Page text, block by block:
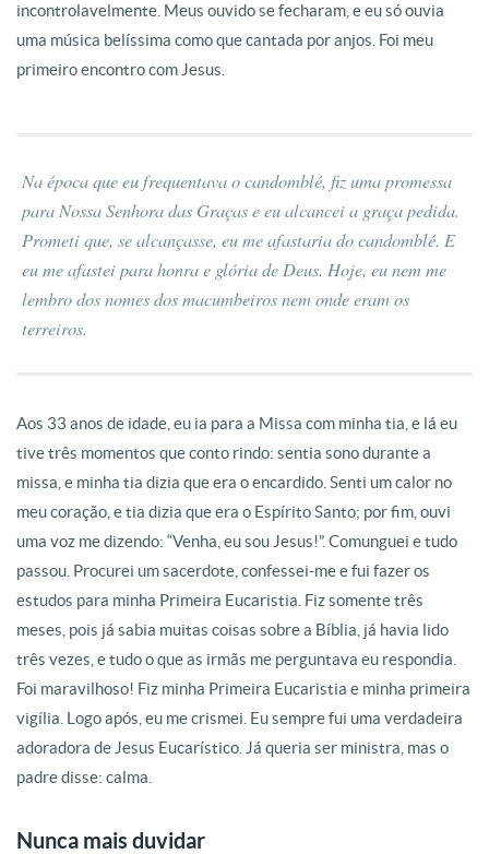
incontrolavelmente. Meus ouvido se fecharam, e eu só ouvia
uma música belíssima como que cantada por anjos. Foi meu
primeiro encontro com Jesus.
Na época que eu frequentava o candomblé, fiz uma promessa
para Nossa Senhora das Graças e eu alcancei a graça pedida.
Prometi que, se alcançasse, eu me afastaria do candomblé. E
eu me afastei para honra e glória de Deus. Hoje, eu nem me
lembro dos nomes dos macumbeiros nem onde eram os
terreiros.
Aos 33 anos de idade, eu ia para a Missa com minha tia, e lá eu
tive três momentos que conto rindo: sentia sono durante a
missa, e minha tia dizia que era o encardido. Senti um calor no
meu coração, e tia dizia que era o Espírito Santo; por fim, ouvi
uma voz me dizendo: “Venha, eu sou Jesus!”. Comunguei e tudo
passou. Procurei um sacerdote, confessei-me e fui fazer os
estudos para minha Primeira Eucaristia. Fiz somente três
meses, pois já sabia muitas coisas sobre a Bíblia, já havia lido
três vezes, e tudo o que as irmãs me perguntava eu respondia.
Foi maravilhoso! Fiz minha Primeira Eucaristia e minha primeira
vigília. Logo após, eu me crismei. Eu sempre fui uma verdadeira
adoradora de Jesus Eucarístico. Já queria ser ministra, mas o
padre disse: calma.
Nunca mais duvidar